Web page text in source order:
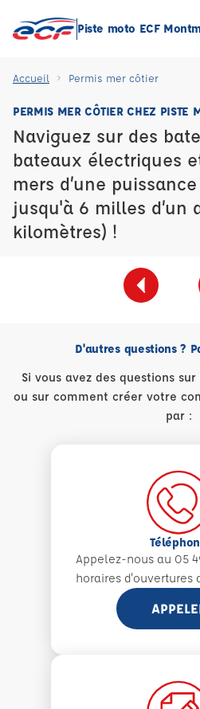
Piste moto ECF
Accueil Permis mer côtier
PERMIS MER CÔTIER CHEZ PISTE
Naviguez sur des
bateaux électriques
mers d’une
jusqu'à 6 milles d’un
kilomètres) !
D'autres questions ?
Si vous avez des questions
ou sur comment créer votre
par :
Appelez-nous au 05
horaires d'ouvertures